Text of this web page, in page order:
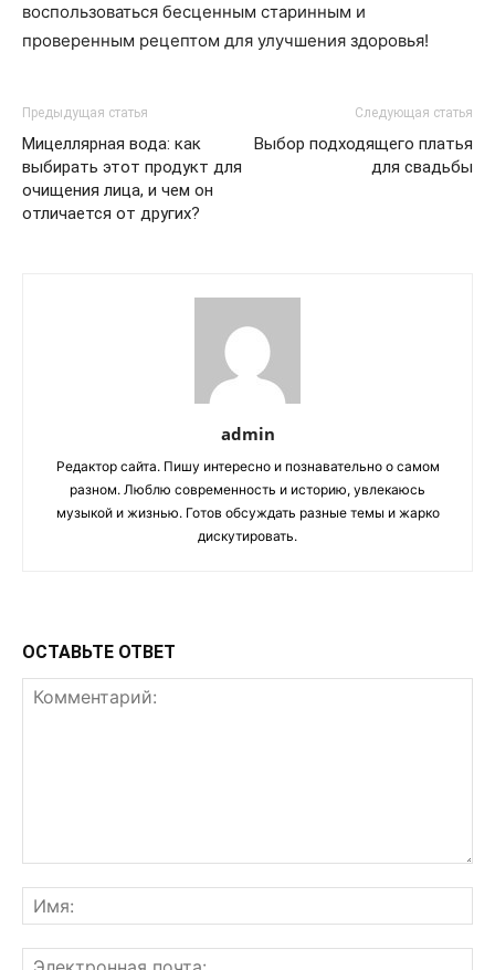
воспользоваться бесценным старинным и
проверенным рецептом для улучшения здоровья!
Предыдущая статья
Мицеллярная вода: как
выбирать этот продукт для
очищения лица, и чем он
отличается от других?
Следующая статья
Выбор подходящего платья
для свадьбы
admin
Редактор сайта. Пишу интересно и познавательно о самом
разном. Люблю современность и историю, увлекаюсь
музыкой и жизнью. Готов обсуждать разные темы и жарко
дискутировать.
ОСТАВЬТЕ ОТВЕТ